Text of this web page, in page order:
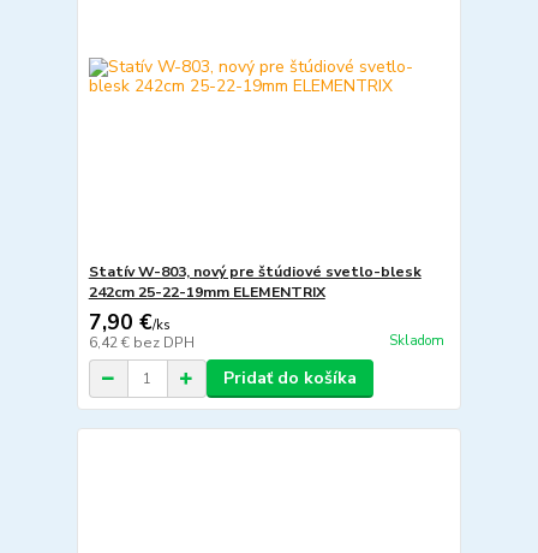
Statív W-803, nový pre štúdiové svetlo-blesk
242cm 25-22-19mm ELEMENTRIX
7,90 €/ks
6,42 € bez DPH Skladom
Pridať do košíka